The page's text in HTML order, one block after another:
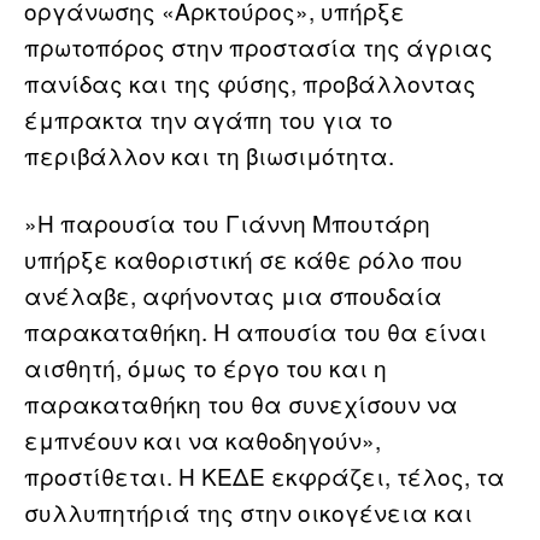
οργάνωσης «Αρκτούρος», υπήρξε
πρωτοπόρος στην προστασία της άγριας
πανίδας και της φύσης, προβάλλοντας
έμπρακτα την αγάπη του για το
περιβάλλον και τη βιωσιμότητα.
»Η παρουσία του Γιάννη Μπουτάρη
υπήρξε καθοριστική σε κάθε ρόλο που
ανέλαβε, αφήνοντας μια σπουδαία
παρακαταθήκη. Η απουσία του θα είναι
αισθητή, όμως το έργο του και η
παρακαταθήκη του θα συνεχίσουν να
εμπνέουν και να καθοδηγούν»,
προστίθεται. Η ΚΕΔΕ εκφράζει, τέλος, τα
συλλυπητήριά της στην οικογένεια και